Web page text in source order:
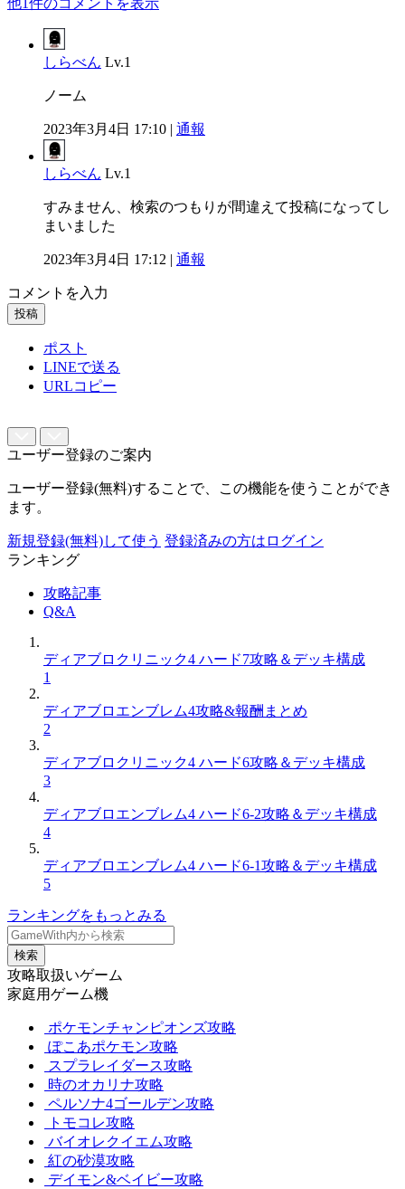
しらべん Lv.1
ノーム
2023年3月4日 17:10 | 通報
しらべん Lv.1
すみません、検索のつもりが間違えて投稿になってし
まいました
2023年3月4日 17:12 | 通報
コメントを入力
投稿
ポスト
LINEで送る
URLコピー
ユーザー登録のご案内
ユーザー登録(無料)することで、この機能を使うことができ
ます。
新規登録(無料)して使う 登録済みの方はログイン
ランキング
攻略記事
Q&A
ディアブロクリニック4 ハード7攻略＆デッキ構成
1
ディアブロエンブレム4攻略&報酬まとめ
2
ディアブロクリニック4 ハード6攻略＆デッキ構成
3
ディアブロエンブレム4 ハード6-2攻略＆デッキ構成
4
ディアブロエンブレム4 ハード6-1攻略＆デッキ構成
5
ランキングをもっとみる
検索
攻略取扱いゲーム
家庭用ゲーム機
ポケモンチャンピオンズ攻略
ぽこあポケモン攻略
スプラレイダース攻略
時のオカリナ攻略
ペルソナ4ゴールデン攻略
トモコレ攻略
バイオレクイエム攻略
紅の砂漠攻略
デイモン&ベイビー攻略